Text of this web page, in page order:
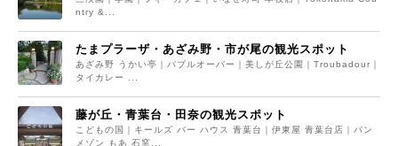
ntry &...
たまプラーザ・あざみ野・市が尾の観光スポット
あざみ野 うかい亭｜バブルオーバー｜美しが丘公園｜Troubadour｜
タイカレー ...
藤が丘・青葉台・田奈の観光スポット
こどもの国｜キールズ バー ハウス 青葉台｜伊東屋 青葉台店｜パン
メゾン もあ 石窯...